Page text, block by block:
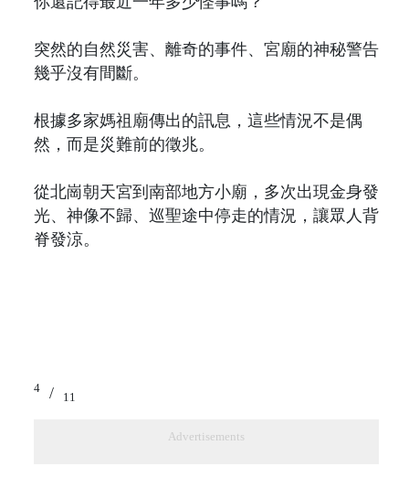
突然的自然災害、離奇的事件、宮廟的神秘警告
幾乎沒有間斷。
根據多家媽祖廟傳出的訊息，這些情況不是偶
然，而是災難前的徵兆。
從北崗朝天宮到南部地方小廟，多次出現金身發
光、神像不歸、巡聖途中停走的情況，讓眾人背
脊發涼。
4 / 11
Advertisements